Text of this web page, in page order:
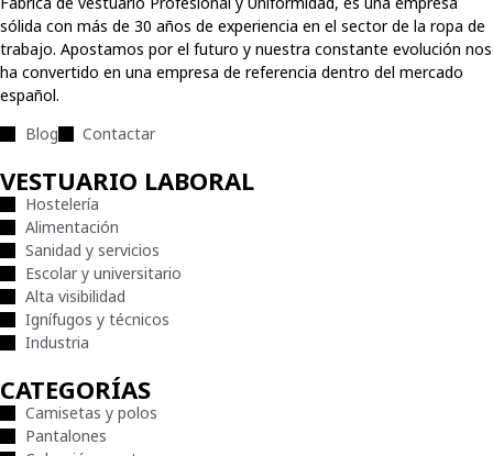
sólida con más de 30 años de experiencia en el sector de la ropa de
trabajo. Apostamos por el futuro y nuestra constante evolución nos
ha convertido en una empresa de referencia dentro del mercado
español.
Blog
Contactar
VESTUARIO LABORAL
Hostelería
Alimentación
Sanidad y servicios
Escolar y universitario
Alta visibilidad
Ignífugos y técnicos
Industria
CATEGORÍAS
Camisetas y polos
Pantalones